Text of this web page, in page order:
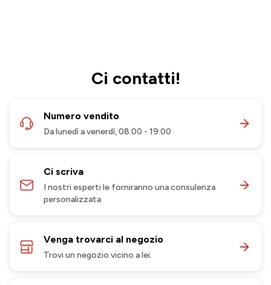
Ci contatti!
Numero vendito
Da lunedì a venerdì, 08:00 - 19:00
Ci scriva
I nostri esperti le forniranno una consulenza
personalizzata
Venga trovarci al negozio
Trovi un negozio vicino a lei.